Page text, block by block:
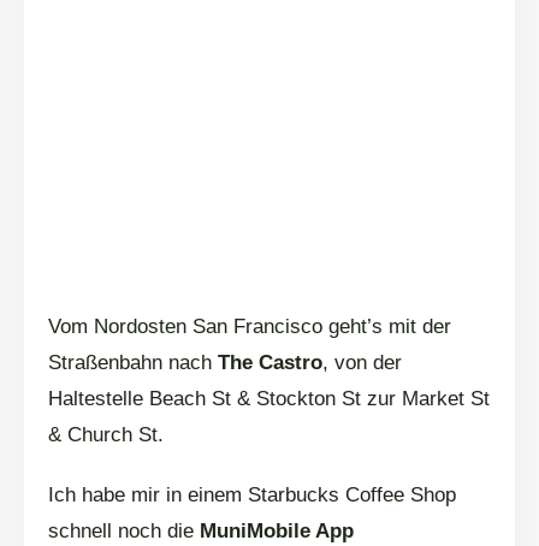
Vom Nordosten San Francisco geht’s mit der
Straßenbahn nach The Castro, von der
Haltestelle Beach St & Stockton St zur Market St
& Church St.
Ich habe mir in einem Starbucks Coffee Shop
schnell noch die MuniMobile App